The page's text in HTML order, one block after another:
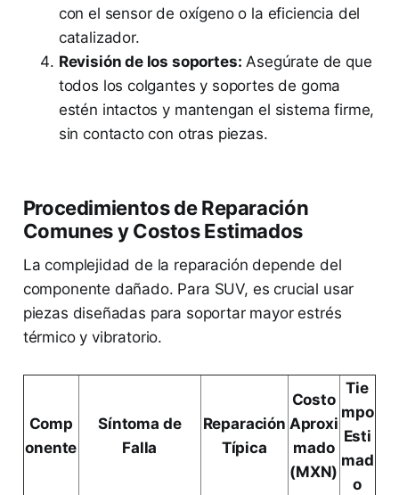
con el sensor de oxígeno o la eficiencia del
catalizador.
Revisión de los soportes: Asegúrate de que
todos los colgantes y soportes de goma
estén intactos y mantengan el sistema firme,
sin contacto con otras piezas.
Procedimientos de Reparación
Comunes y Costos Estimados
La complejidad de la reparación depende del
componente dañado. Para SUV, es crucial usar
piezas diseñadas para soportar mayor estrés
térmico y vibratorio.
Comp
onente
Síntoma de
Falla
Reparación
Típica
Costo
Aproxi
mado
(MXN)
Tie
mpo
Esti
mad
o